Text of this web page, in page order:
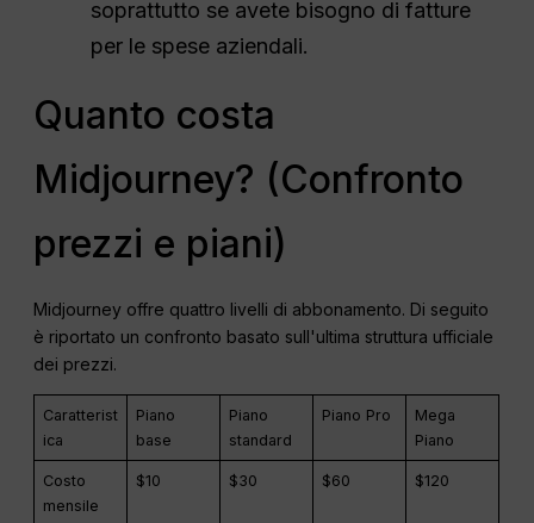
soprattutto se avete bisogno di fatture
per le spese aziendali.
Quanto costa
Midjourney? (Confronto
prezzi e piani)
Midjourney offre quattro livelli di abbonamento. Di seguito
è riportato un confronto basato sull'ultima struttura ufficiale
dei prezzi.
Caratterist
ica
Piano
base
Piano
standard
Piano Pro
Mega
Piano
Costo
mensile
$10 $30 $60 $120